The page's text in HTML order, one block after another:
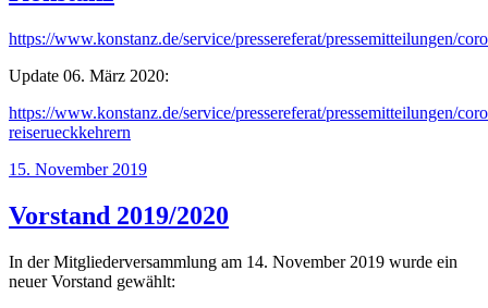
https://www.konstanz.de/service/pressereferat/pressemitteilungen/
Update 06. März 2020:
https://www.konstanz.de/service/pressereferat/pressemitteilungen/
reiserueckkehrern
Veröffentlicht
15. November 2019
Vorstand 2019/2020
In der Mitgliederversammlung am 14. November 2019 wurde ein
neuer Vorstand gewählt: